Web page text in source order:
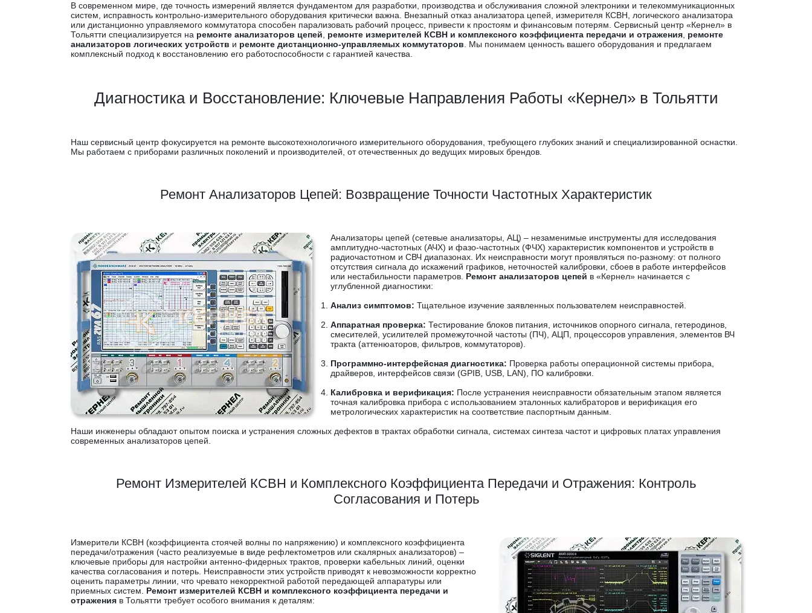
В современном мире, где точность измерений является фундаментом для разработки, производства и обслуживания сложной электроники и телекоммуникационных
систем, исправность контрольно-измерительного оборудования критически важна. Внезапный отказ анализатора цепей, измерителя КСВН, логического анализатора
или дистанционно управляемого коммутатора способен парализовать рабочий процесс, привести к простоям и финансовым потерям. Сервисный центр «Кернел» в
Тольятти специализируется на ремонте анализаторов цепей ремонте измерителей КСВН и комплексного коэффициента передачи и отражения ремонте
анализаторов логических устройств и ремонте дистанционно-управляемых коммутаторов . Мы понимаем ценность вашего оборудования и предлагаем
комплексный подход к восстановлению его работоспособности с гарантией качества.
Диагностика и Восстановление: Ключевые Направления Работы «Кернел» в Тольятти
Наш сервисный центр фокусируется на ремонте высокотехнологичного измерительного оборудования, требующего глубоких знаний и специализированной оснастки.
Мы работаем с приборами различных поколений и производителей, от отечественных до ведущих мировых брендов.
Ремонт Анализаторов Цепей: Возвращение Точности Частотных Характеристик
Анализаторы цепей (сетевые анализаторы, АЦ) – незаменимые инструменты для исследования
амплитудно-частотных (АЧХ) и фазо-частотных (ФЧХ) характеристик компонентов и устройств в
радиочастотном и СВЧ диапазонах. Их неисправности могут проявляться по-разному: от полного
отсутствия сигнала до искажений графиков, неточностей калибровки, сбоев в работе интерфейсов
или нестабильности параметров. Ремонт анализаторов цепей в «Кернел» начинается с
углубленной диагностики:
Анализ симптомов: Тщательное изучение заявленных пользователем неисправностей.
Аппаратная проверка: Тестирование блоков питания, источников опорного сигнала, гетеродинов,
смесителей, усилителей промежуточной частоты (ПЧ), АЦП, процессоров управления, элементов ВЧ
тракта (аттенюаторов, фильтров, коммутаторов).
Программно-интерфейсная диагностика: Проверка работы операционной системы прибора,
драйверов, интерфейсов связи (GPIB, USB, LAN), ПО калибровки.
Калибровка и верификация: После устранения неисправности обязательным этапом является
точная калибровка прибора с использованием эталонных калибраторов и верификация его
метрологических характеристик на соответствие паспортным данным.
Наши инженеры обладают опытом поиска и устранения сложных дефектов в трактах обработки сигнала, системах синтеза частот и цифровых платах управления
современных анализаторов цепей.
Ремонт Измерителей КСВН и Комплексного Коэффициента Передачи и Отражения: Контроль
Согласования и Потерь
Измерители КСВН (коэффициента стоячей волны по напряжению) и комплексного коэффициента
передачи/отражения (часто реализуемые в виде рефлектометров или скалярных анализаторов) –
ключевые приборы для настройки антенно-фидерных трактов, проверки кабельных линий, оценки
качества согласования и потерь. Неисправности этих устройств приводят к невозможности корректно
оценить параметры линии, что чревато некорректной работой передающей аппаратуры или
приемных систем. Ремонт измерителей КСВН и комплексного коэффициента передачи и
отражения в Тольятти требует особого внимания к деталям: